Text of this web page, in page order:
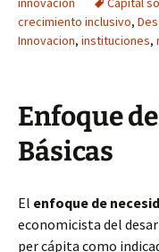
crecimiento inclusivo,
Innovacion, instituciones,
Enfoque
Básicas
El enfoque de
economicista del
per cápita como